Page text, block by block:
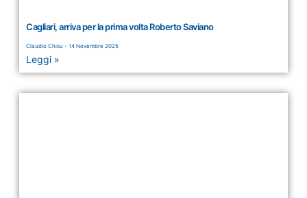
Cagliari, arriva per la prima volta Roberto Saviano
Claudio Chisu 14 Novembre 2025
Leggi »